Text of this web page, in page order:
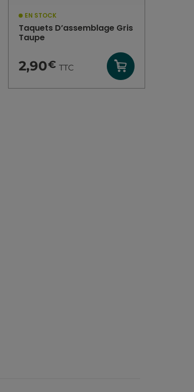
EN STOCK
Taquets D’assemblage Gris
Taupe
2,90€ TTC